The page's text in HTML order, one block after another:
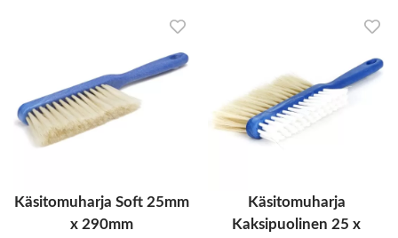
Käsitomuharja Soft 25mm
x 290mm
Käsitomuharja
Kaksipuolinen 25 x